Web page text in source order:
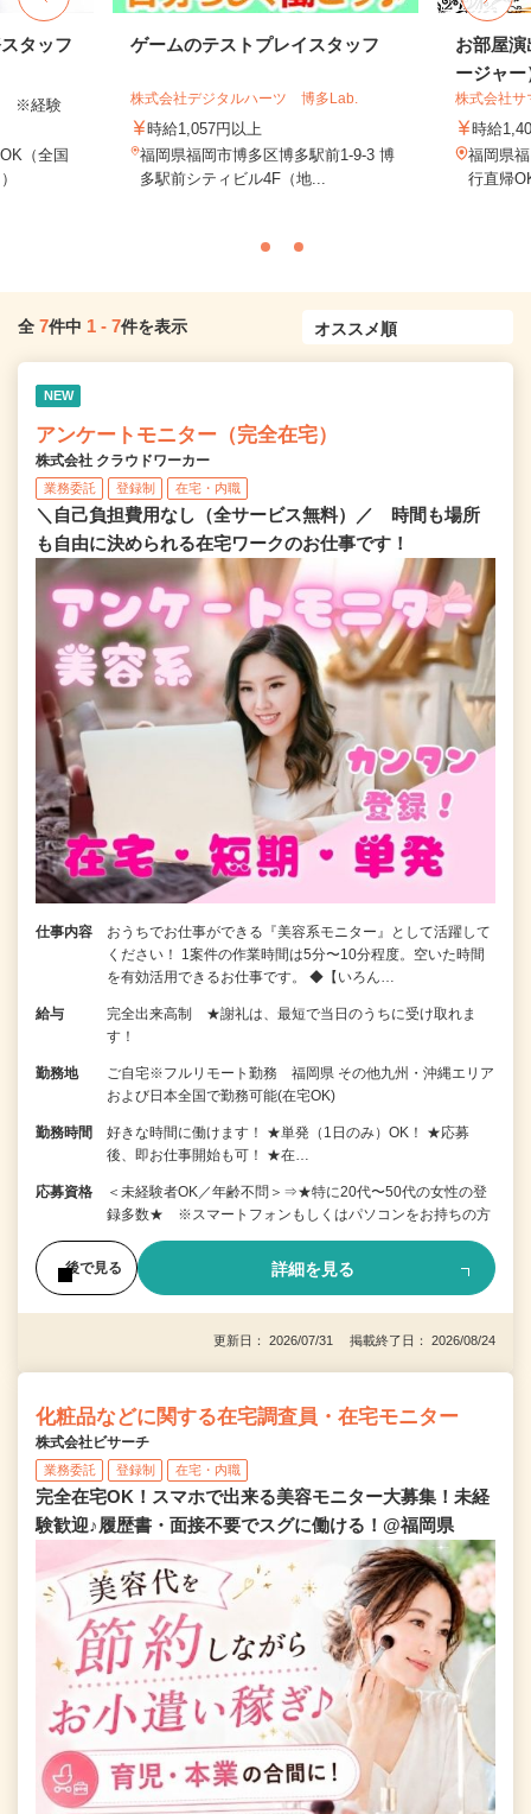
タッフ
※経験
（全国
ゲームのテストプレイスタッフ
株式会社デジタルハーツ 博多Lab.
時給1,057円以上
福岡県福岡市博多区博多駅前1-9-3 博
多駅前シティビル4F（地...
お部屋
ージャー
株式会社サ
時給
福岡県
行直帰
全 7件中 1 - 7件を表示
NEW
アンケートモニター（完全在宅）
株式会社 クラウドワーカー
業務委託 登録制 在宅・内職
＼自己負担費用なし（全サービス無料）／ 時間も場所
も自由に決められる在宅ワークのお仕事です！
仕事内容
おうちでお仕事ができる『美容系モニター』として活躍して
ください！ 1案件の作業時間は5分〜10分程度。空いた時間
を有効活用できるお仕事です。 ◆【いろん…
給与
完全出来高制 ★謝礼は、最短で当日のうちに受け取れま
す！
勤務地
ご自宅※フルリモート勤務 福岡県 その他九州・沖縄エリア
および日本全国で勤務可能(在宅OK)
勤務時間
好きな時間に働けます！ ★単発（1日のみ）OK！ ★応募
後、即お仕事開始も可！ ★在…
応募資格
＜未経験者OK／年齢不問＞⇒★特に20代〜50代の女性の登
録多数★ ※スマートフォンもしくはパソコンをお持ちの方
後で見る 詳細を見る
更新日： 2026/07/31 掲載終了日： 2026/08/24
化粧品などに関する在宅調査員・在宅モニター
株式会社ビサーチ
業務委託 登録制 在宅・内職
完全在宅OK！スマホで出来る美容モニター大募集！未経
験歓迎♪履歴書・面接不要でスグに働ける！@福岡県